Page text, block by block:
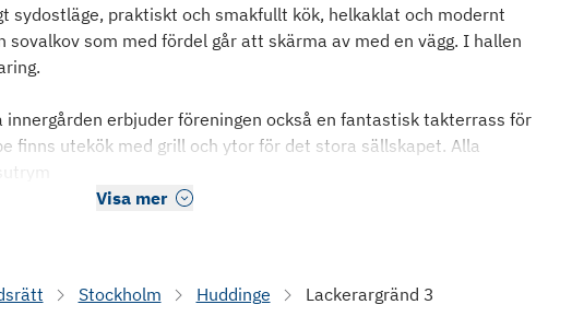
sydostläge, praktiskt och smakfullt kök, helkaklat och modernt
sovalkov som med fördel går att skärma av med en vägg. I hallen
erbjuder föreningen också en fantastisk takterrass för
finns utekök med grill och ytor för det stora sällskapet. Alla
Visa mer
Stockholm Huddinge Lackerargränd 3